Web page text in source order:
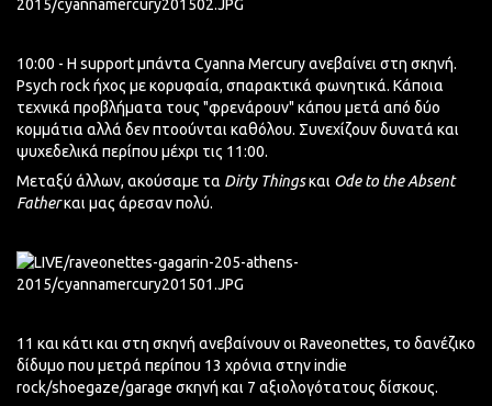
10:00 - Η support μπάντα Cyanna Mercury ανεβαίνει στη σκηνή.
Psych rock ήχος με κορυφαία, σπαρακτικά φωνητικά. Κάποια
τεχνικά προβλήματα τους "φρενάρουν" κάπου μετά από δύο
κομμάτια αλλά δεν πτοούνται καθόλου. Συνεχίζουν δυνατά και
ψυχεδελικά περίπου μέχρι τις 11:00.
Μεταξύ άλλων, ακούσαμε τα Dirty Thingsκαι Ode to the Absent
Fatherκαι μας άρεσαν πολύ.
11 και κάτι και στη σκηνή ανεβαίνουν οι Raveonettes, το δανέζικο
δίδυμο που μετρά περίπου 13 χρόνια στην indie
rock/shoegaze/garage σκηνή και 7 αξιολογότατους δίσκους.